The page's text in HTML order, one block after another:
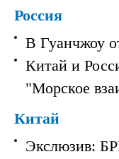
Россия
В Гуанчжоу
Китай и
"Морское
Китай
Экслюзив: